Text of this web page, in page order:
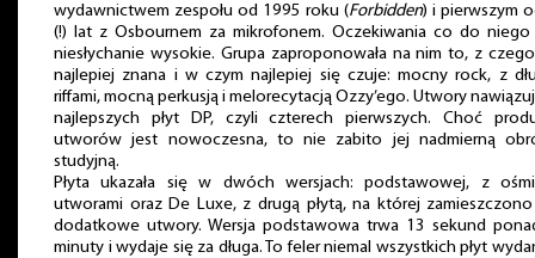
wydawnictwem zespołu od 1995 roku (Forbidden) i pierwszym
(!) lat z Osbournem za mikrofonem. Oczekiwania co do niego
niesłychanie wysokie. Grupa zaproponowała na nim to, z
najlepiej znana i w czym najlepiej się czuje: mocny rock, z
riffami, mocną perkusją i melorecytacją Ozzy’ego. Utwory
najlepszych płyt DP, czyli czterech pierwszych. Choć
utworów jest nowoczesna, to nie zabito jej nadmierną
studyjną.
Płyta ukazała się w dwóch wersjach: podstawowej, z
utworami oraz De Luxe, z drugą płytą, na której
dodatkowe utwory. Wersja podstawowa trwa 13 sekund
minuty i wydaje się za długa. To feler niemal wszystkich płyt